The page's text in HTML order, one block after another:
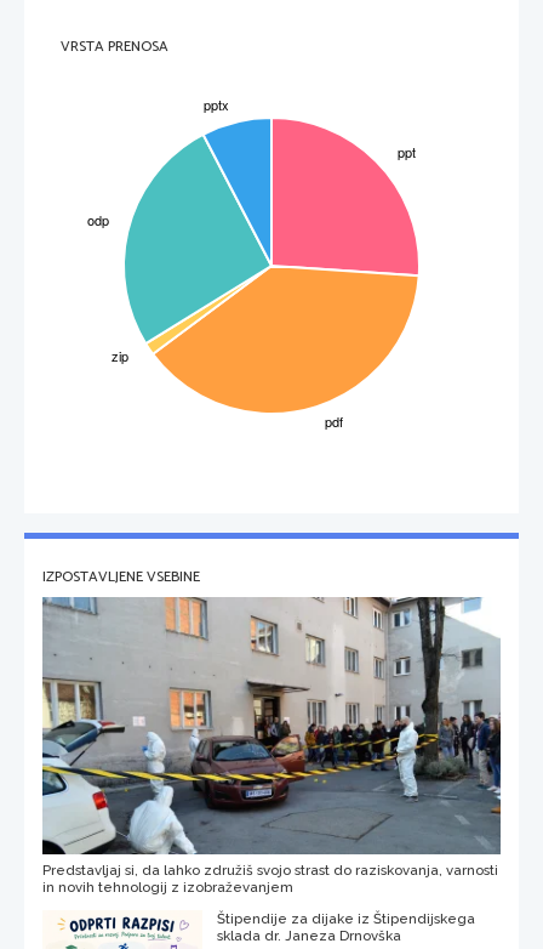
VRSTA PRENOSA
IZPOSTAVLJENE VSEBINE
Predstavljaj si, da lahko združiš svojo strast do raziskovanja, varnosti
in novih tehnologij z izobraževanjem
Štipendije za dijake iz Štipendijskega
sklada dr. Janeza Drnovška